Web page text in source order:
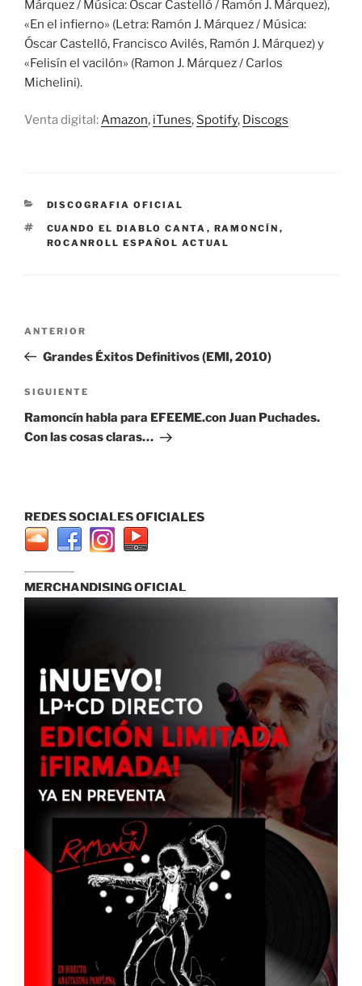
Márquez / Música: Óscar Castelló / Ramón J. Márquez),
«En el infierno» (Letra: Ramón J. Márquez / Música:
Óscar Castelló, Francisco Avilés, Ramón J. Márquez) y
«Felisín el vacilón» (Ramon J. Márquez / Carlos
Michelini).
Venta digital:Amazon, iTunes, Spotify, Discogs
CATEGORÍAS
DISCOGRAFIA OFICIAL
ETIQUETAS
CUANDO EL DIABLO CANTA , RAMONCÍN ,
ROCANROLL ESPAÑOL ACTUAL
entradas
Entrada
anterior:
ANTERIOR
Grandes Éxitos Definitivos (EMI, 2010)
Siguiente
entrada
SIGUIENTE
Ramoncín habla para EFEEME.con Juan Puchades.
Con las cosas claras…
REDES SOCIALES OFICIALES
MERCHANDISING OFICIAL